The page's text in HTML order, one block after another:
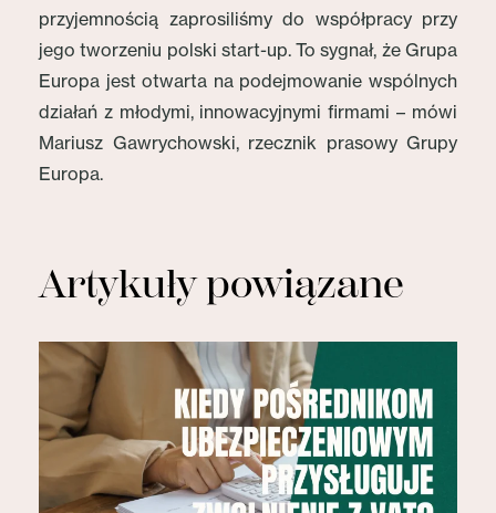
przyjemnością zaprosiliśmy do współpracy przy
jego tworzeniu polski start-up. To sygnał, że Grupa
Europa jest otwarta na podejmowanie wspólnych
działań z młodymi, innowacyjnymi firmami – mówi
Mariusz Gawrychowski, rzecznik prasowy Grupy
Europa.
Artykuły powiązane